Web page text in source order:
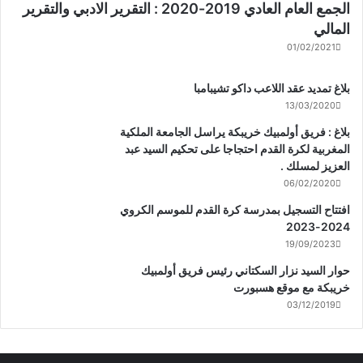
الجمع العام العادي 2019-2020 : التقرير الادبي والتقرير
المالي
01/02/2021
بلاغ تمديد عقد اللاعب داكو تشيبامبا
13/03/2020
بلاغ : فريق أولمبيك خريبكة يراسل الجامعة الملكية
المغربية لكرة القدم احتجاجا على تحكيم السيد عبد
العزيز لمسلك .
06/02/2020
افتتاح التسجيل بمدرسة كرة القدم للموسم الكروي
2024-2023
19/09/2023
حوار السيد نزار السكتاني رئيس فريق أولمبيك
خريبكة مع موقع هسبورت
03/12/2019